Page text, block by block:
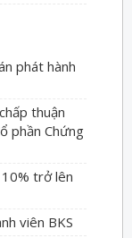
phát hành
thuận
phần Chứng
trở lên
viên BKS